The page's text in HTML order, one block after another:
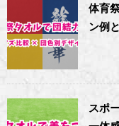
体育
ン例
スポ